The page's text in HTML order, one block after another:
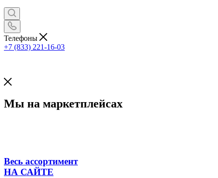
Телефоны
+7 (833) 221-16-03
Мы на маркетплейсах
Весь ассортимент
НА САЙТЕ